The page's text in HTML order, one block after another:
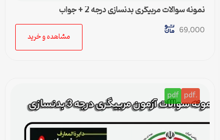
نمونه سوالات مربیگری بدنسازی درجه 2 + جواب
69,000
مشاهده و خرید
.pdf
pdf